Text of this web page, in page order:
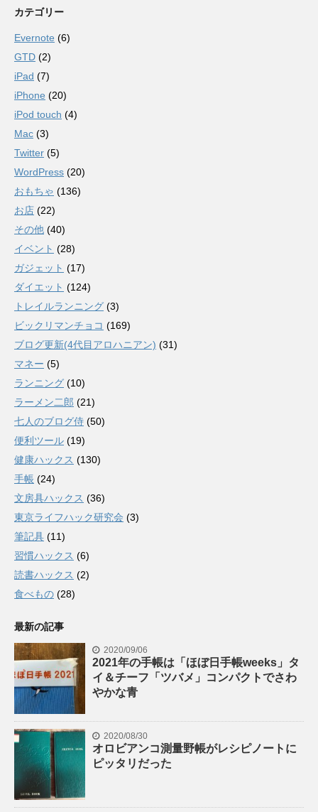
カテゴリー
Evernote (6)
GTD (2)
iPad (7)
iPhone (20)
iPod touch (4)
Mac (3)
Twitter (5)
WordPress (20)
おもちゃ (136)
お店 (22)
その他 (40)
イベント (28)
ガジェット (17)
ダイエット (124)
トレイルランニング (3)
ビックリマンチョコ (169)
ブログ更新(4代目アロハニアン) (31)
マネー (5)
ランニング (10)
ラーメン二郎 (21)
七人のブログ侍 (50)
便利ツール (19)
健康ハックス (130)
手帳 (24)
文房具ハックス (36)
東京ライフハック研究会 (3)
筆記具 (11)
習慣ハックス (6)
読書ハックス (2)
食べもの (28)
最新の記事
2020/09/06
2021年の手帳は「ほぼ日手帳weeks」タ
イ＆チーフ「ツバメ」コンパクトでさわ
やかな青
2020/08/30
オロビアンコ測量野帳がレシピノートに
ピッタリだった